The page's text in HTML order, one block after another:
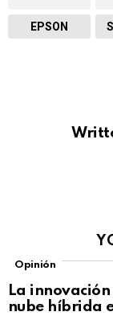
EPSON
Opinión
La
nube híbrida